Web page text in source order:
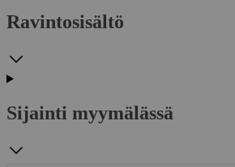
Ravintosisältö
Sijainti myymälässä